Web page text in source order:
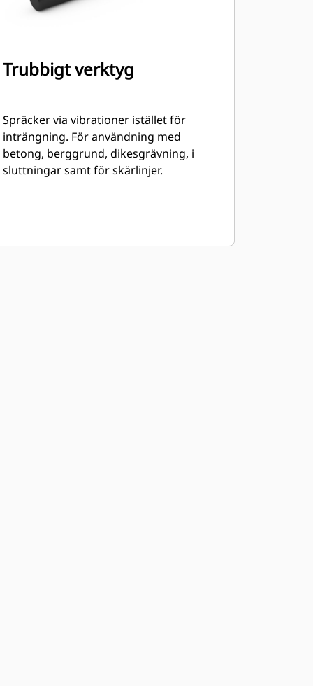
Trubbigt verktyg
Spräcker via vibrationer istället för
inträngning. För användning med
betong, berggrund, dikesgrävning, i
sluttningar samt för skärlinjer.